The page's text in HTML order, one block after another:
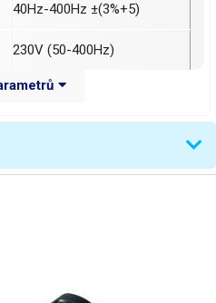
40Hz-400Hz ±(3%+5)
230V (50-400Hz)
LED diody + LCD displej